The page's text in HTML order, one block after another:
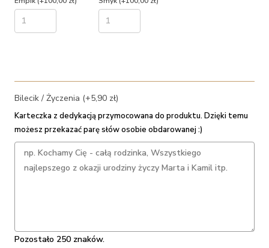
Bilecik / Życzenia (+5,90 zł)
Karteczka z dedykacją przymocowana do produktu. Dzięki temu
możesz przekazać parę słów osobie obdarowanej :)
Pozostało 250 znaków.